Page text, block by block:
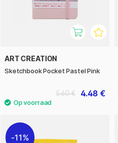
ART CREATION
Sketchbook Pocket Pastel Pink
4.48 €
5.60 €
11%